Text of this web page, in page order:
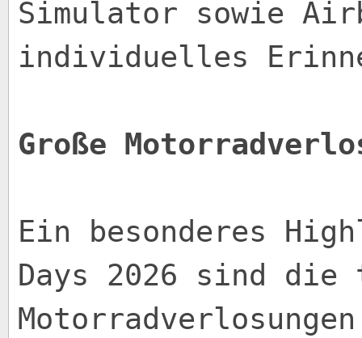
Simulator sowie
individuelles
Große
Ein besonderes
Days 2026 sind